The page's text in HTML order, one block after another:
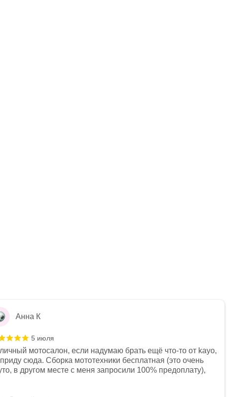
Анна К
5 июля
мотосалон, если надумаю брать ещё что-то от kayo,
сюда. Сборка мототехники бесплатная (это очень
в другом месте с меня запросили 100% предоплату),